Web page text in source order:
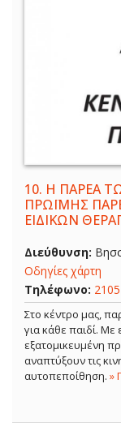
10. Η ΠΑΡΕΑ
ΠΡΩΪΜΗΣ
ΕΙΔΙΚΩΝ
Διεύθυνση:
Οδηγίες χάρτη
Τηλέφωνο:
Στο κέντρο μας,
για κάθε παιδί. Με
εξατομικευμένη
αναπτύξουν τις
αυτοπεποίθηση. »